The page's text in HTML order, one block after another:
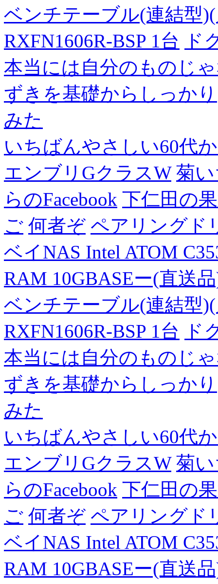
ベンチテーブル(連結型
RXFN1606R-BSP 1台
ド
本当には自分のものじ
ずきを基礎からしっかり
みた
いちばんやさしい60代
エンブリGクラスW 菊
らのFacebook 下仁田の
ご 何者ぞ ペアリングド
ベイNAS Intel ATOM
RAM 10GBASEー(直送
ベンチテーブル(連結型
RXFN1606R-BSP 1台
ド
本当には自分のものじ
ずきを基礎からしっかり
みた
いちばんやさしい60代
エンブリGクラスW 菊
らのFacebook 下仁田の
ご 何者ぞ ペアリングド
ベイNAS Intel ATOM
RAM 10GBASEー(直送